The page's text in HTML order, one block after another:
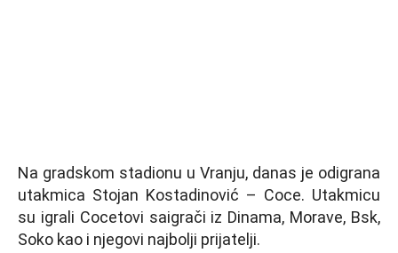
Na gradskom stadionu u Vranju, danas je odigrana
utakmica Stojan Kostadinović – Coce. Utakmicu
su igrali Cocetovi saigrači iz Dinama, Morave, Bsk,
Soko kao i njegovi najbolji prijatelji.